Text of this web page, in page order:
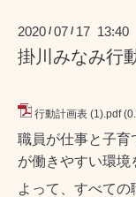
2020 /07 / 17 13:40
掛川みなみ行
行動計画表 (1).pdf
職員が仕事と子育
が働きやすい環境
よって、すべての